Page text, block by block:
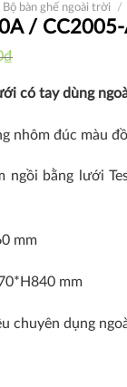
Bộ bàn ghế ngoài trời /
/
₫
có tay dùng
nhôm đúc màu
ngồi bằng lưới
mm
mm
chuyên dụng